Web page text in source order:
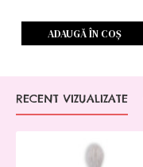
ADAUGĂ ÎN COŞ
RECENT VIZUALIZATE